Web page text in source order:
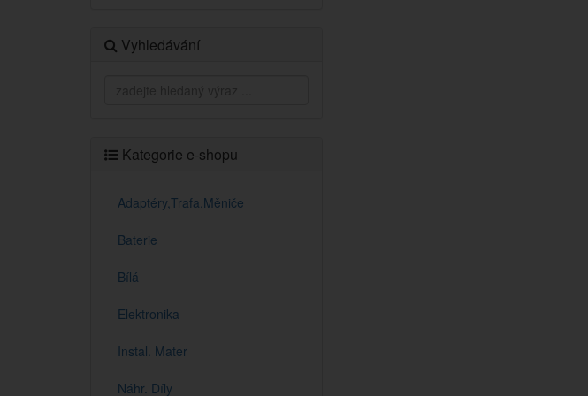
Vyhledávání
Kategorie e-shopu
Adaptéry,Trafa,Měniče
Baterie
Bílá
Elektronika
Instal. Mater
Náhr. Díly